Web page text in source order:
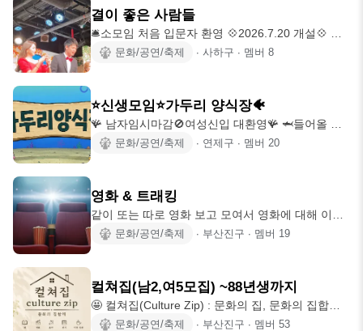
대! 💸월 회비 3,000원(신입😊 2개월 회비X)으로 실
속있는 모임 관리중 •다양한 활동 진행 중입니다• 맛
집🍽️ 카페☕ 산책🏃‍♀️ 등산⛰️ 보드게임🃏 전시🖼 영화
🎬 여행✈️ 원데이클래스🧑‍🎓 ❤️이런 분들을 환영합
결이 좋은 사람들
🛎️소모임 처음 입문자 환영 💠2026.7.20 개설💠 남
성회원 보류 입니다 🔑술.커피.골프.볼링.포켓.영화.
입심사 진행 Q&A 있습니다👁️‍🗨️ 🔘가입조건🔘 ☑️
80년생~95년생 까지 지인추천 나이 무 ☑️ 책임감있
는 만남을 하실분 ☑️ 소모임 초보 소모임 2년 미만인
분 대환영 ☑️ 아무모임 드가시지 않는분 ☑️ 모임 두
문화/공연/축제 ∙ 사하구 ∙ 멤버 8
⭐신생모임⭐️가두리 양식장🐠
🪸 남자임시마감🚫여성신입 대환영🪸 🦈들어올 때
는 쉬웠을지라도 나가는건 쉽지 않아요 [[가두리 양
아요.같이 취미, 맛집, 문화생활해요🩷 🫧카페투어,
맛집투어 🫧산책,운동,등산 🫧문화생활,스터디,원데
이클래스 🫧피크닉,여행,축제,봉사 등등 🦭남자여자
90-00년생까지 -본모임 포함 3개가능 -타모임 운영
문화/공연/축제 ∙ 연제구 ∙ 멤버 20
영화 & 트래킹
같이 또는 따로 영화 보고 모여서 영화에 대해 이야
기 하고, 가볍게 걸으며, 부산의 숨겨진 명소나 문화
해보아요~^^♡
문화/공연/축제 ∙ 부산진구 ∙ 멤버 19
컬쳐집(남2,여5모집) ~88년생까지
🤩 컬쳐집(Culture Zip) : 문화의 집, 문화의 집합체
🥰 🎆 기본회칙 🎇 🌟 논알콜 베이스 신생모임 (술목
문화/공연/축제 ∙ 부산진구 ∙ 멤버 53